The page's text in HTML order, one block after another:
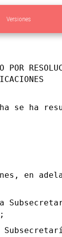
Versiones
POR
se ha
en